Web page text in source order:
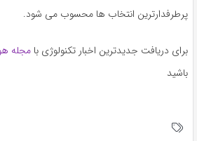
پرطرفدارترین انتخاب ها محسوب می شود.
برای دریافت جدیدترین اخبار تکنولوژی با مجله
باشید